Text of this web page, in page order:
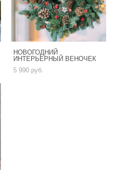
НОВОГОДНИЙ
ИНТЕРЬЕРНЫЙ ВЕНОЧЕК
5 990 pуб.